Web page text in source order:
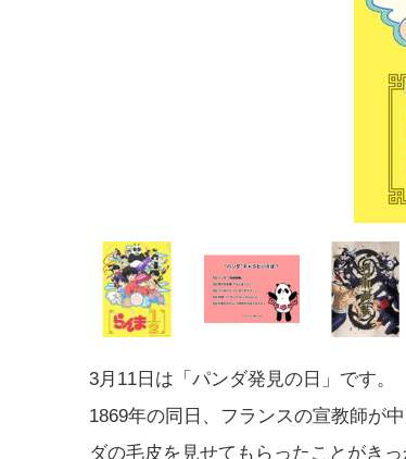
3月11日は「パンダ発見の日」です。
1869年の同日、フランスの宣教師が
ダの毛皮を見せてもらったことがき